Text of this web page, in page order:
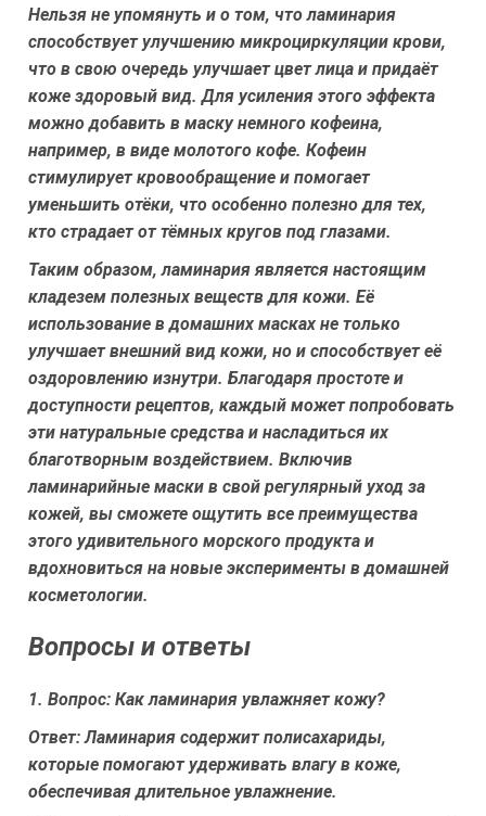
Нельзя не упомянуть и о том, что ламинария
способствует улучшению микроциркуляции крови,
что в свою очередь улучшает цвет лица и придаёт
коже здоровый вид. Для усиления этого эффекта
можно добавить в маску немного кофеина,
например, в виде молотого кофе. Кофеин
стимулирует кровообращение и помогает
уменьшить отёки, что особенно полезно для тех,
кто страдает от тёмных кругов под глазами.
Таким образом, ламинария является настоящим
кладезем полезных веществ для кожи. Её
использование в домашних масках не только
улучшает внешний вид кожи, но и способствует её
оздоровлению изнутри. Благодаря простоте и
доступности рецептов, каждый может попробовать
эти натуральные средства и насладиться их
благотворным воздействием. Включив
ламинарийные маски в свой регулярный уход за
кожей, вы сможете ощутить все преимущества
этого удивительного морского продукта и
вдохновиться на новые эксперименты в домашней
косметологии.
Вопросы и ответы
1. Вопрос: Как ламинария увлажняет кожу?
Ответ: Ламинария содержит полисахариды,
которые помогают удерживать влагу в коже,
обеспечивая длительное увлажнение.